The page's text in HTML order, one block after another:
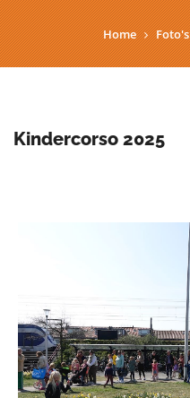
Home Foto's
Kindercorso 2025